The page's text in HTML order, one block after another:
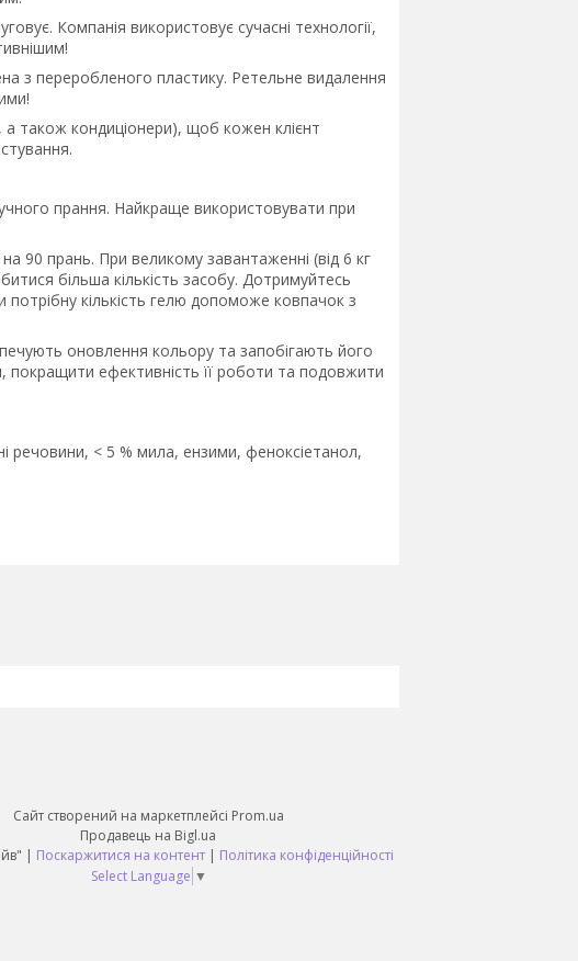
Компанія використовує сучасні технології,
з переробленого пластику. Ретельне видалення
а також кондиціонери), щоб кожен клієнт
прання. Найкраще використовувати при
90 прань. При великому завантаженні (від 6 кг
більша кількість засобу. Дотримуйтесь
потрібну кількість гелю допоможе ковпачок з
оновлення кольору та запобігають його
ефективність її роботи та подовжити
речовини, < 5 % мила, ензими, феноксіетанол,
Сайт створений на маркетплейсі Prom.ua
Продавець на Bigl.ua
ТОВ "Стар-Драйв" | Поскаржитися на контент | Політика конфіденційності
Select Language ▼